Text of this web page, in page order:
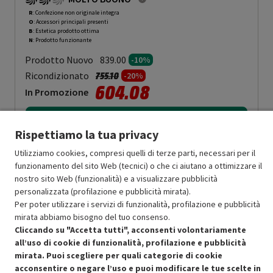
R: Confezione non originale integra
O: Accessori principali presenti
B: Estetica prodotto ottima
N: Prodotto funzionante
Prodotto Nuovo 839.00 -10%
Ricondizionato Prezzo ridotto da
755.10a-20%
In Promozione 604.08
OFFERTE IMPERDIBILI
Risparmio garantito rispetto al corrispondente prodotto nuovo.
Condizioni generali di vendita Recedere dal contratto qui
Rispettiamo la tua privacy
Utilizziamo cookies, compresi quelli di terze parti, necessari per il
funzionamento del sito Web (tecnici) o che ci aiutano a ottimizzare il
nostro sito Web (funzionalità) e a visualizzare pubblicità
personalizzata (profilazione e pubblicità mirata).
Per poter utilizzare i servizi di funzionalità, profilazione e pubblicità
mirata abbiamo bisogno del tuo consenso.
Cliccando su "Accetta tutti", acconsenti volontariamente
all’uso di cookie di funzionalità, profilazione e pubblicità
mirata. Puoi scegliere per quali categorie di cookie
acconsentire o negare l’uso e puoi modificare le tue scelte in